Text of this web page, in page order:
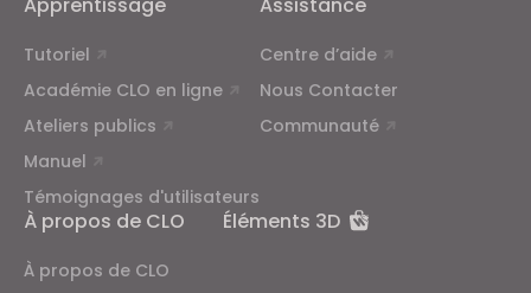
Tutoriel
Académie CLO en ligne
Ateliers publics
Manuel
Témoignages d'utilisateurs
Centre d’aide
Nous Contacter
Communauté
À propos de CLO
À propos de CLO
Éléments 3D